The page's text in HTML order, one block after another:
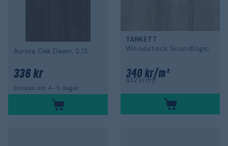
Aurora Oak Dawn, 2,13m² per paket
336 kr
Skickas om 4-5 dagar
TARKETT
Woodstock Soundlogic
340 kr/m²
632 kr/frp